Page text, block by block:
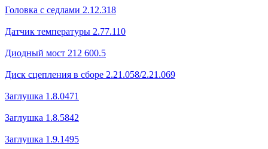
Головка с седлами 2.12.318
Датчик температуры 2.77.110
Диодный мост 212 600.5
Диск сцепления в сборе 2.21.058/2.21.069
Заглушка 1.8.0471
Заглушка 1.8.5842
Заглушка 1.9.1495